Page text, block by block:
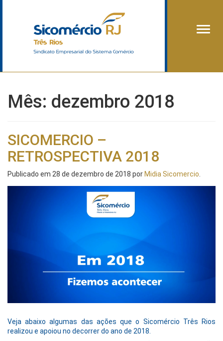
Mês: dezembro 2018
SICOMERCIO –
RETROSPECTIVA 2018
Publicado em 28 de dezembro de 2018 por Midia Sicomercio
Veja abaixo algumas das ações que o Sicomércio Três Rios
realizou e apoiou no decorrer do ano de 2018.